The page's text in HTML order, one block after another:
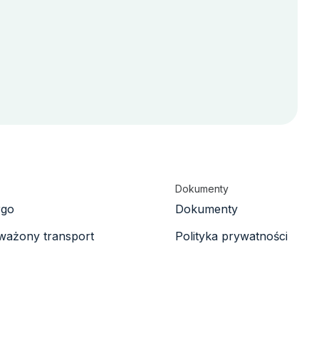
transport
Dokumenty
Dokumenty
Polityka prywatności